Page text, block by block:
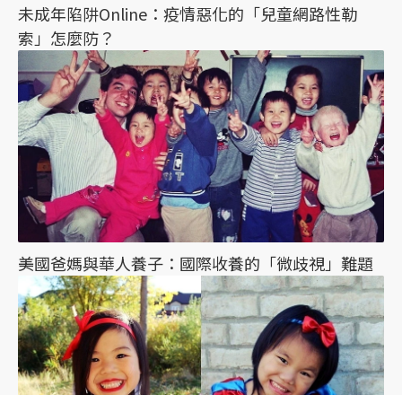
未成年陷阱Online：疫情惡化的「兒童網路性勒
索」怎麼防？
美國爸媽與華人養子：國際收養的「微歧視」難題